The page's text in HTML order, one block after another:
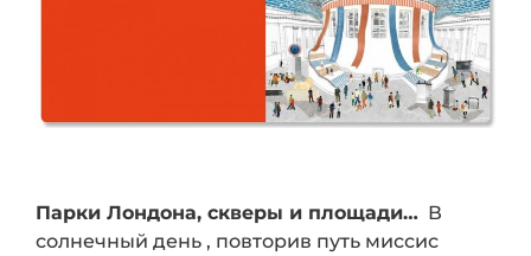
Парки Лондона, скверы и площади… В
солнечный день , повторив путь миссис